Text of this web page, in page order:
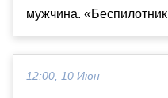
мужчина. «Беспилотник
12:00, 10 Июн